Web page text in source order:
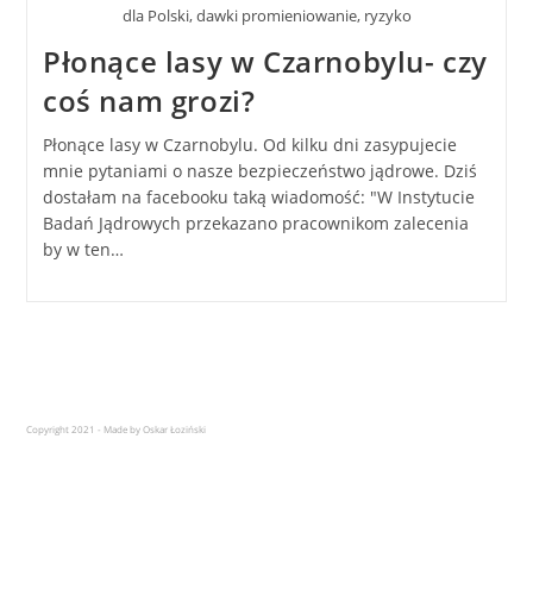
dla Polski, dawki promieniowanie, ryzyko
Płonące lasy w Czarnobylu- czy
coś nam grozi?
Płonące lasy w Czarnobylu. Od kilku dni zasypujecie
mnie pytaniami o nasze bezpieczeństwo jądrowe. Dziś
dostałam na facebooku taką wiadomość: "W Instytucie
Badań Jądrowych przekazano pracownikom zalecenia
by w ten…
Copyright 2021 - Made by Oskar Łoziński